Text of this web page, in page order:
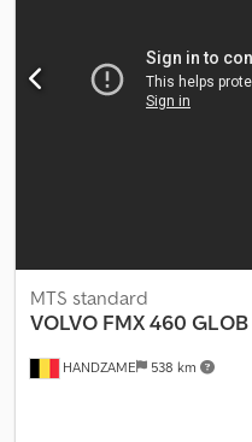
motrices Nombre de cylindres
utile : 11 530 kg PTAC : 19 000
Autres options et
HANDZAME 538 km
MTS standard
VOLVO FMX 460